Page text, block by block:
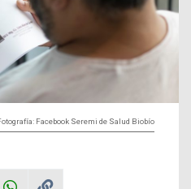
Facebook Seremi de Salud Biobío